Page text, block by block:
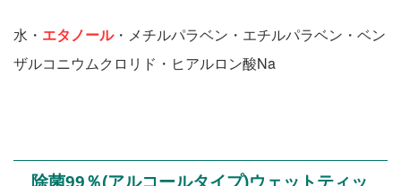
水・ エタノール・メチルパラベン・エチルパラベン・ベン
ザルコニウムクロリド・ヒアルロン酸Na